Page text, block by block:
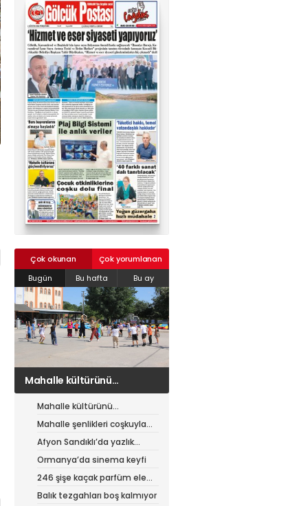
Çok okunan
Çok yorumlanan
Bugün
Bu hafta Bu ay
Mahalle şenlikleri coşkuyla
sürüyor
Mahalle kültürünü
canlandıran şenlik
Mahalle şenlikleri coşkuyla
sürüyor
Afyon Sandıklı’da yazlık
patates hasadı
Ormanya’da sinema keyfi
246 şişe kaçak parfüm ele
geçirildi
Balık tezgahları boş kalmıyor
02624132333
haber@golcukpostasi.com